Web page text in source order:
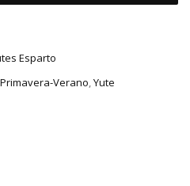
Esparto
Primavera-Verano,Yute